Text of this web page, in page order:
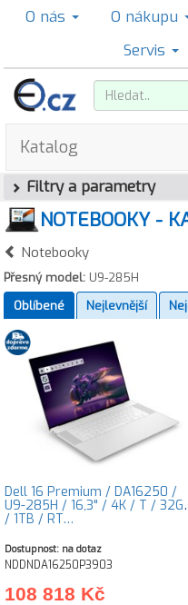
O nás O nákupu
Servis
Katalog
Filtry a parametry
NOTEBOOKY -
Notebooky
Přesný model: U9-285H
Oblíbené
Nejlevnější
Dell 16 Premium / DA16250 /
U9-285H / 16,3" / 4K / T /
/ 1TB / RT…
Dostupnost: na dotaz
NDDNDA16250P3903
108 818 Kč